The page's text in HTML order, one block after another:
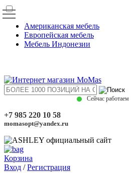
Американская мебель
Европейская мебель
Мебель Индонезии
Сейчас работаем
+7 985 220 10 58
momasopt@yandex.ru
Корзина
Вход /Регистрация